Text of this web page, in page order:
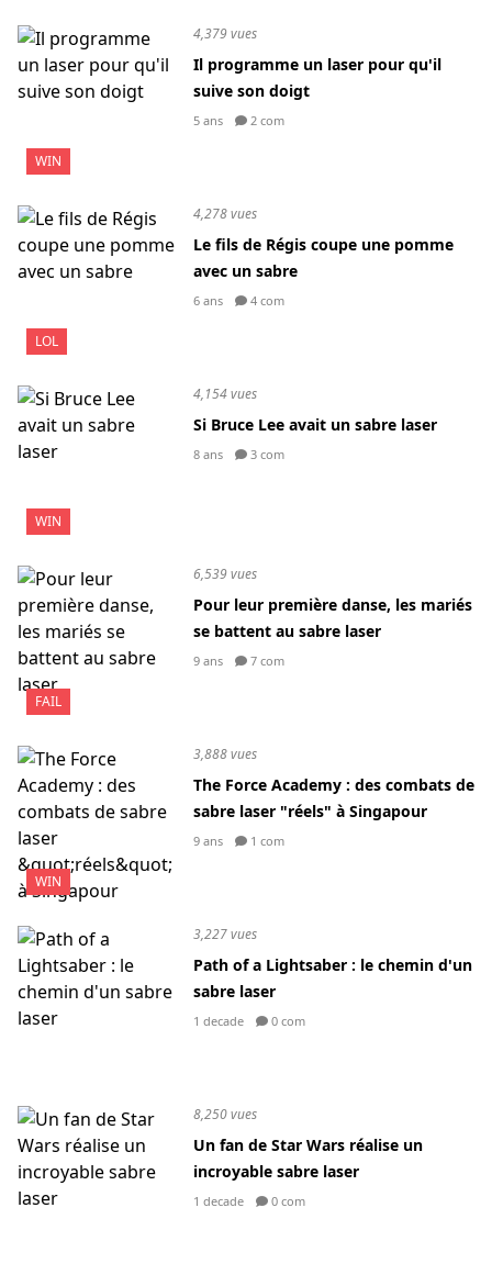
WIN
4,379 vues
Il programme un laser pour qu'il
suive son doigt
5 ans 2 com
LOL
4,278 vues
Le fils de Régis coupe une pomme
avec un sabre
6 ans 4 com
WIN
4,154 vues
Si Bruce Lee avait un sabre laser
8 ans 3 com
FAIL
6,539 vues
Pour leur première danse, les mariés
se battent au sabre laser
9 ans 7 com
WIN
3,888 vues
The Force Academy : des combats de
sabre laser "réels" à Singapour
9 ans 1 com
3,227 vues
Path of a Lightsaber : le chemin d'un
sabre laser
1 decade 0 com
8,250 vues
Un fan de Star Wars réalise un
incroyable sabre laser
1 decade 0 com